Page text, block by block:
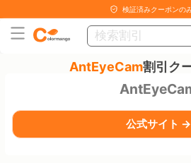
検証済みクーポンの
AntEyeCam割引ク
公式サイト →